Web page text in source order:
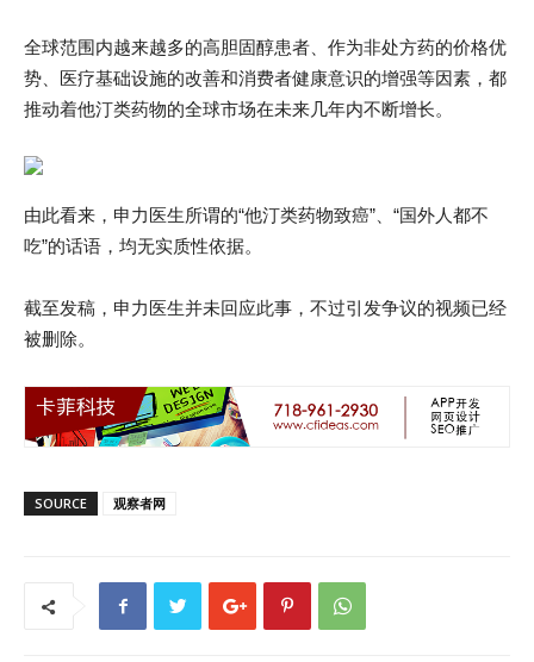
全球范围内越来越多的高胆固醇患者、作为非处方药的价格优
势、医疗基础设施的改善和消费者健康意识的增强等因素，都
推动着他汀类药物的全球市场在未来几年内不断增长。
由此看来，申力医生所谓的“他汀类药物致癌”、“国外人都不
吃”的话语，均无实质性依据。
截至发稿，申力医生并未回应此事，不过引发争议的视频已经
被删除。
SOURCE 观察者网